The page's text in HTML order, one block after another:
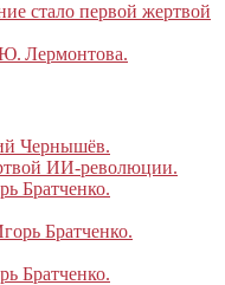
стало первой жертвой
Лермонтова.
Чернышёв.
ИИ-революции.
Братченко.
Братченко.
Братченко.